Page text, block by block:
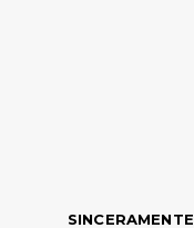
SINCERAMENTE